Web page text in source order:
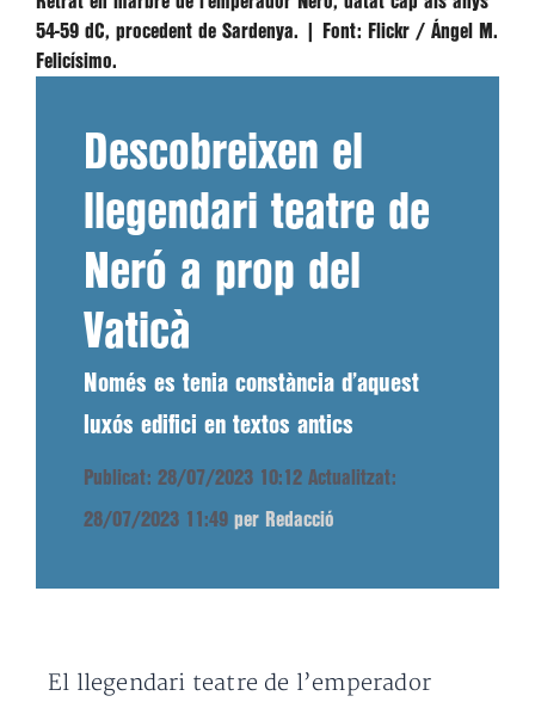
54-59 dC, procedent de Sardenya. |
Font: Flickr / Ángel M.
Felicísimo.
Descobreixen el
llegendari teatre de
Neró a prop del
Vaticà
Només es tenia constància d’aquest
luxós edifici en textos antics
Publicat: 28/07/2023 10:12 Actualitzat:
28/07/2023 11:49 per Redacció
El llegendari teatre de l’emperador